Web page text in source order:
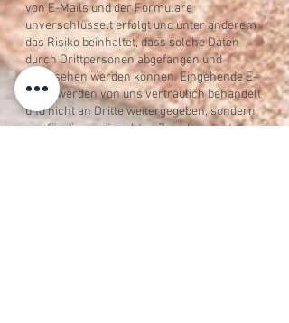
von E-Mails und der Formulare
unverschlüsselt erfolgt und unter anderem
das Risiko beinhaltet, dass solche Daten
durch Drittpersonen abgefangen und
eingesehen werden können. Eingehende E-
Mails werden von uns vertraulich behandelt
und nicht an Dritte weitergegeben, sondern
nur für die gewünschten Zwecke genutzt.